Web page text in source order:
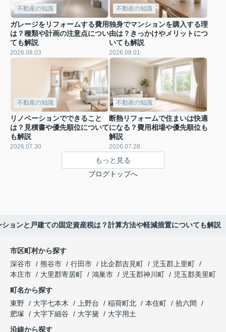
不動産の知識
ガレージをリフォームする費用
は？種類や計画の注意点につい
ても解説
2026.08.03
不動産の知識
独身でマンションを購入する理
由は？きっかけやメリットにつ
いても解説
2026.08.01
不動産の知識
リノベーションでできること
は？見積書や優先順位について
も解説
2026.07.30
不動産の知識
断熱リフォームで住まいは快適
になる？費用相場や優先順位も
解説
2026.07.28
もっと見る
ブログトップへ
ションと戸建ての固定資産税は？計算方法や軽減措置についても解説
市区町村から探す
深谷市
熊谷市 行田市 比企郡吉見町
児玉郡上里町
本庄市
大里郡寄居町 鴻巣市 児玉郡神川町
児玉郡美里町
町名から探す
東野
大字七本木 上野台 稲荷町北 本住町
拾六間
肥塚
大字下細谷 大字黛
大字用土
沿線から探す